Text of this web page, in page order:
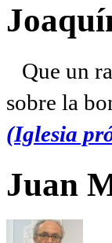
Que un
sobre la
(Iglesia
Juan